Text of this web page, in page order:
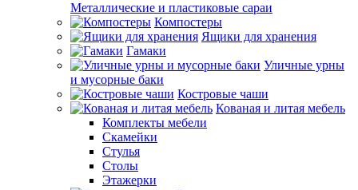
Металлические и пластиковые сараи
Компостеры
Ящики для хранения
Гамаки
Уличные урны
и мусорные баки
Костровые чаши
Кованая и литая мебель
Комплекты мебели
Скамейки
Стулья
Столы
Этажерки